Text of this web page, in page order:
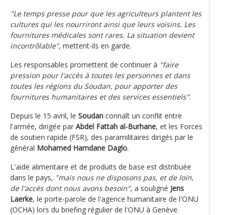
"Le temps presse pour que les agriculteurs plantent les
cultures qui les nourriront ainsi que leurs voisins. Les
fournitures médicales sont rares. La situation devient
incontrôlable", mettent-ils en garde.
Les responsables promettent de continuer à "faire
pression pour l'accès à toutes les personnes et dans
toutes les régions du Soudan, pour apporter des
fournitures humanitaires et des services essentiels".
Depuis le 15 avril, le Soudan connaît un conflit entre
l'armée, dirigée par Abdel Fattah al-Burhane, et les Forces
de soutien rapide (FSR), des paramilitaires dirigés par le
général Mohamed Hamdane Daglo.
L'aide alimentaire et de produits de base est distribuée
dans le pays, "mais nous ne disposons pas, et de loin,
de l'accès dont nous avons besoin", a souligné Jens
Laerke, le porte-parole de l'agence humanitaire de l'ONU
(OCHA) lors du briefing régulier de l'ONU à Genève.